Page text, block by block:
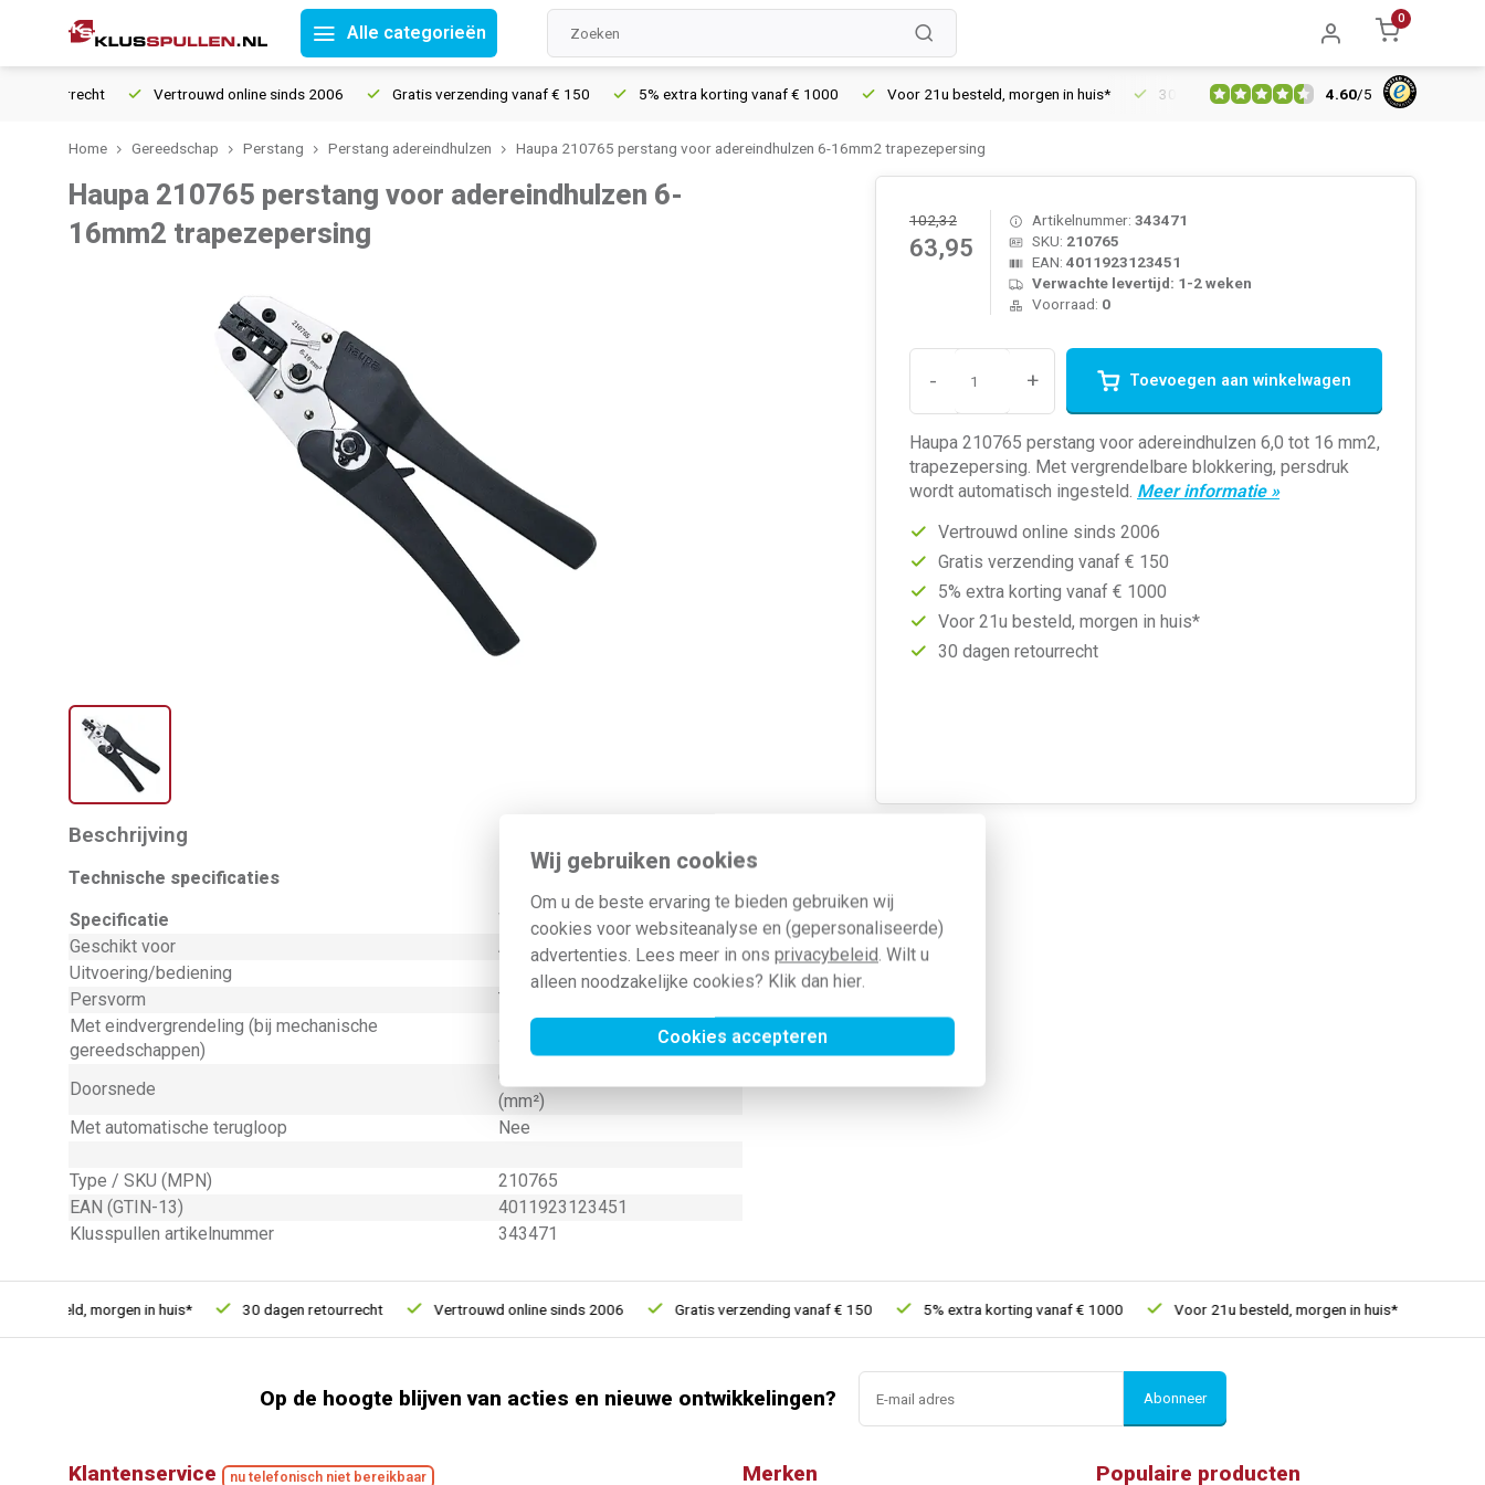
Wij gebruiken cookies
Om u de beste ervaring te bieden gebruiken wij
cookies voor websiteanalyse en (gepersonaliseerde)
advertenties. Lees meer in ons privacybeleid. Wilt u
alleen noodzakelijke cookies? Klik dan hier.
Cookies accepteren
Alle categorieën
0
Vertrouwd online sinds 2006 Gratis verzending vanaf € 150 5% extra korting vanaf € 1000 Voor 21u besteld, morgen in huis* 30 dagen retourrecht Vertrouwd online sinds
4.60/5
Home Gereedschap Perstang Perstang adereindhulzen Haupa 210765 perstang voor adereindhulzen 6-16mm2 trapezepersing
Haupa 210765 perstang voor adereindhulzen 6-
16mm2 trapezepersing
102,32
63,95
Artikelnummer: 343471
SKU: 210765
EAN: 4011923123451
Verwachte levertijd: 1-2 weken
Voorraad: 0
- + Toevoegen aan winkelwagen
Haupa 210765 perstang voor adereindhulzen 6,0 tot 16 mm2,
trapezepersing. Met vergrendelbare blokkering, persdruk
wordt automatisch ingesteld. Meer informatie »
Vertrouwd online sinds 2006
Gratis verzending vanaf € 150
5% extra korting vanaf € 1000
Voor 21u besteld, morgen in huis*
30 dagen retourrecht
Beschrijving
Technische specificaties
Specificatie
Waarde
Geschikt voor
Adereindhulzen
Uitvoering/bediening
Mechanisch
Persvorm
Trapezium persing
Met eindvergrendeling (bij mechanische
gereedschappen)
Ja
Doorsnede
6 - 16 Vierkante millimeter
(mm²)
Met automatische terugloop
Nee
Type / SKU (MPN)
210765
EAN (GTIN-13)
4011923123451
Klusspullen artikelnummer
343471
besteld, morgen in huis* 30 dagen retourrecht Vertrouwd online sinds 2006 Gratis verzending vanaf € 150 5% extra korting vanaf € 1000 Voor 21u besteld, morgen in huis*
Op de hoogte blijven van acties en nieuwe ontwikkelingen? Abonneer
Klantenservice nu telefonisch niet bereikbaar Merken Populaire producten